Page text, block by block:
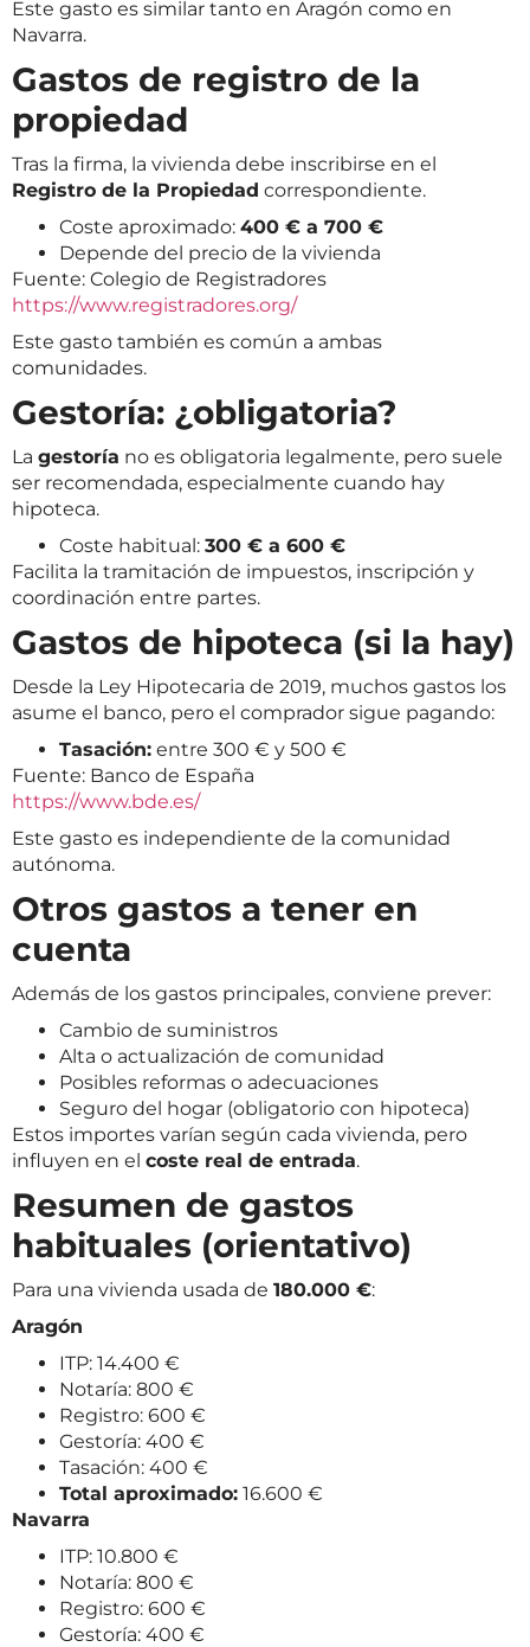
Este gasto es similar tanto en Aragón como en
Navarra.
Gastos de registro de la
propiedad
Tras la firma, la vivienda debe inscribirse en el
Registro de la Propiedad correspondiente.
Coste aproximado: 400 € a 700 €
Depende del precio de la vivienda
Fuente: Colegio de Registradores
https://www.registradores.org/
Este gasto también es común a ambas
comunidades.
Gestoría: ¿obligatoria?
La gestoría no es obligatoria legalmente, pero suele
ser recomendada, especialmente cuando hay
hipoteca.
Coste habitual: 300 € a 600 €
Facilita la tramitación de impuestos, inscripción y
coordinación entre partes.
Gastos de hipoteca (si la hay)
Desde la Ley Hipotecaria de 2019, muchos gastos los
asume el banco, pero el comprador sigue pagando:
Tasación: entre 300 € y 500 €
Fuente: Banco de España
https://www.bde.es/
Este gasto es independiente de la comunidad
autónoma.
Otros gastos a tener en
cuenta
Además de los gastos principales, conviene prever:
Cambio de suministros
Alta o actualización de comunidad
Posibles reformas o adecuaciones
Seguro del hogar (obligatorio con hipoteca)
Estos importes varían según cada vivienda, pero
influyen en el coste real de entrada.
Resumen de gastos
habituales (orientativo)
Para una vivienda usada de 180.000 €:
Aragón
ITP: 14.400 €
Notaría: 800 €
Registro: 600 €
Gestoría: 400 €
Tasación: 400 €
Total aproximado: 16.600 €
Navarra
ITP: 10.800 €
Notaría: 800 €
Registro: 600 €
Gestoría: 400 €